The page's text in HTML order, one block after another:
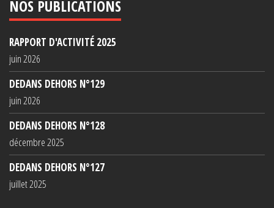
NOS PUBLICATIONS
RAPPORT D'ACTIVITÉ 2025
juin 2026
DEDANS DEHORS N°129
juin 2026
DEDANS DEHORS N°128
décembre 2025
DEDANS DEHORS N°127
juillet 2025